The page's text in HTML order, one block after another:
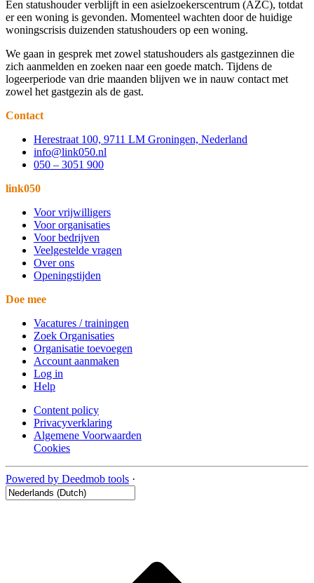
Een statushouder verblijft in een asielzoekerscentrum (AZC), totdat
er een woning is gevonden. Momenteel wachten door de huidige
woningscrisis duizenden statushouders op een woning.
We gaan in gesprek met zowel statushouders als gastgezinnen die
zich aanmelden en zoeken naar een goede match. Tijdens de
logeerperiode van drie maanden blijven we in nauw contact met
zowel het gastgezin als de gast.
Contact
Herestraat 100, 9711 LM Groningen, Nederland
info@link050.nl
050 – 3051 900
link050
Voor vrijwilligers
Voor organisaties
Voor bedrijven
Veelgestelde vragen
Over ons
Openingstijden
Doe mee
Vacatures / trainingen
Zoek Organisaties
Organisatie toevoegen
Account aanmaken
Log in
Help
Content policy
Privacyverklaring
Algemene Voorwaarden
Cookies
Powered by Deedmob tools ·